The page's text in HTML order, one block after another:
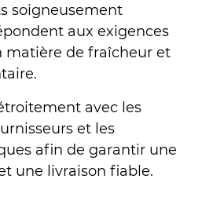
soigneusement
aux exigences
matière de fraîcheur et
avec les
et les
afin de garantir une
une livraison fiable.